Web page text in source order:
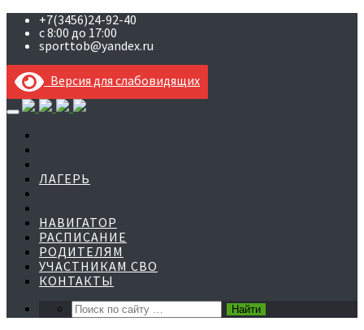
+7(3456)24-92-40
с 8:00 до 17:00
sporttob@yandex.ru
Версия для слабовидящих
Skip
to
content
ЛАГЕРЬ
НАВИГАТОР
РАСПИСАНИЕ
РОДИТЕЛЯМ
УЧАСТНИКАМ СВО
КОНТАКТЫ